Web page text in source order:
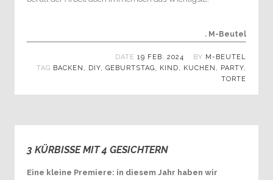
. M-Beutel
DATE 19 FEB. 2024 BY M-BEUTEL
TAG BACKEN , DIY, GEBURTSTAG, KIND, KUCHEN , PARTY,
TORTE
3 KÜRBISSE MIT 4 GESICHTERN
Eine kleine Premiere: in diesem Jahr haben wir